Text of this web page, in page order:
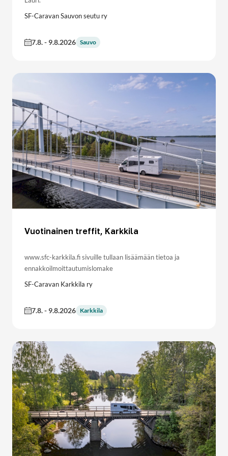
SF-Caravan Sauvon seutu ry
7.8.- 9.8.2026 Sauvo
Vuotinainen treffit, Karkkila
www.sfc-karkkila.fi sivuille tullaan lisäämään tietoa ja
ennakkoilmoittautumislomake
SF-Caravan Karkkila ry
7.8.- 9.8.2026 Karkkila